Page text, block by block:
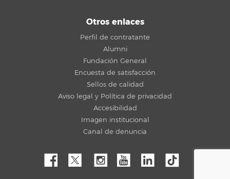
Otros enlaces
Perfil de contratante
Alumni
Fundación General
Encuesta de satisfacción
Sellos de calidad
Aviso legal y Política de privacidad
Accesibilidad
Imagen institucional
Canal de denuncia